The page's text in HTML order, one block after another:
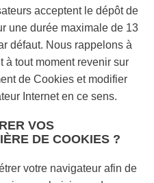
acceptent le dépôt de
une durée maximale de 13
défaut. Nous rappelons à
à tout moment revenir sur
de Cookies et modifier
Internet en ce sens.
VOS
DE COOKIES ?
votre navigateur afin de